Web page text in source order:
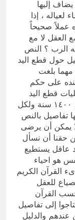
إليها
، إذا
عملاً صحيحاً
العقل لا مع
الرب ؟ النص
حول قطع اليد
بلغت
على حكم
قطع اليد
التي حدثت فعلاً وأقرها الفقهاء على طول ١٤٠٠ سنة ولكل
تفاصيل بالنص
يمكن أن يرضى
حقنا أن نسأل
عاقل يستطيع
هو احياء
القرآن الكريم
للعقل
القرآن
إلى تفاصيل
عندهم والدليل